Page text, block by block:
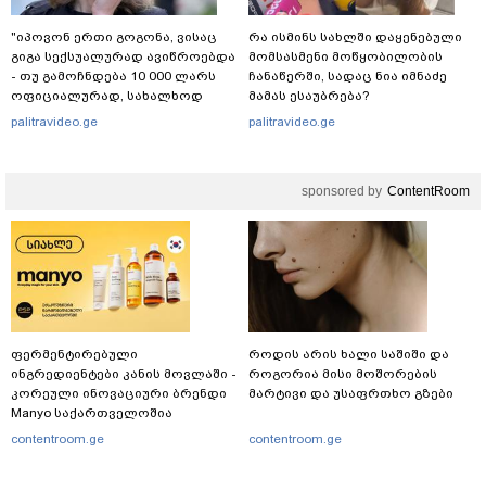
"იპოვონ ერთი გოგონა, ვისაც
გიგა სექსუალურად ავიწროებდა
- თუ გამოჩნდება 10 000 ლარს
ოფიციალურად, სახალხოდ
გადავცემ" - ეკა კუპატაძე
palitravideo.ge
რა ისმინს სახლში დაყენებული
მომსასმენი მოწყობილობის
ჩანაწერში, სადაც ნია იმნაძე
მამას ესაუბრება?
palitravideo.ge
sponsored by ContentRoom
ფერმენტირებული
ინგრედიენტები კანის მოვლაში -
კორეული ინოვაციური ბრენდი
Manyo საქართველოშია
contentroom.ge
როდის არის ხალი საშიში და
როგორია მისი მოშორების
მარტივი და უსაფრთხო გზები
contentroom.ge